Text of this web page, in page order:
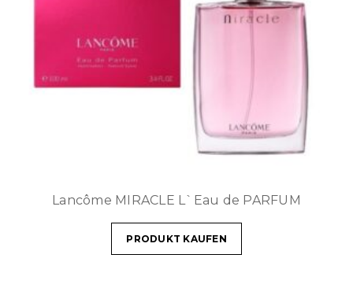
Lancôme MIRACLE L`Eau de PARFUM
PRODUKT KAUFEN